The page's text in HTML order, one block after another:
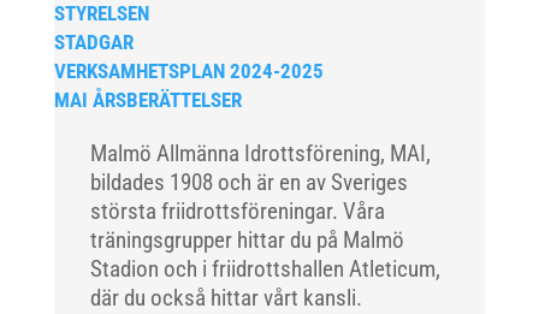
STYRELSEN
STADGAR
VERKSAMHETSPLAN 2024-2025
MAI ÅRSBERÄTTELSER
Malmö Allmänna Idrottsförening, MAI,
bildades 1908 och är en av Sveriges
största friidrottsföreningar. Våra
träningsgrupper hittar du på Malmö
Stadion och i friidrottshallen Atleticum,
där du också hittar vårt kansli.